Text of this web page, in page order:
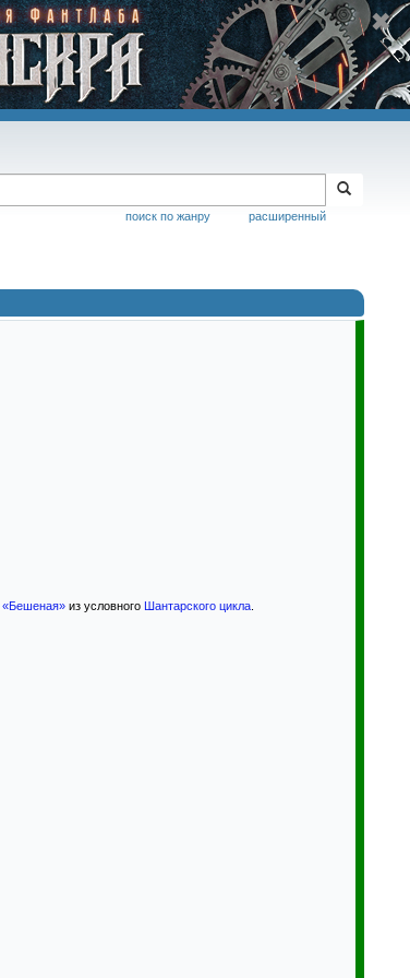
расширенный
поиск по жанру
«Бешеная»из условного Шантарского цикла.